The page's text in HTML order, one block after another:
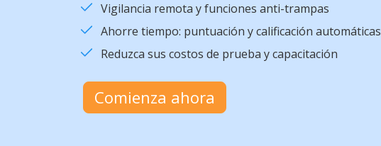
Vigilancia remota y funciones anti-trampas
Ahorre tiempo: puntuación y calificación automáticas
Reduzca sus costos de prueba y capacitación
Comienza ahora